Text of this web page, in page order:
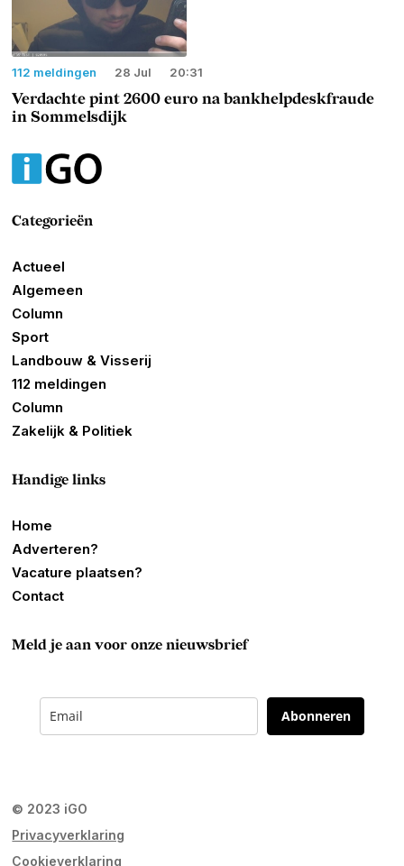
112 meldingen 28 Jul 20:31
Verdachte pint 2600 euro na bankhelpdeskfraude
in Sommelsdijk
Categorieën
Actueel
Algemeen
Column
Sport
Landbouw & Visserij
112 meldingen
Column
Zakelijk & Politiek
Handige links
Home
Adverteren?
Vacature plaatsen?
Contact
Meld je aan voor onze nieuwsbrief
Abonneren
© 2023 iGO
Privacyverklaring
Cookieverklaring